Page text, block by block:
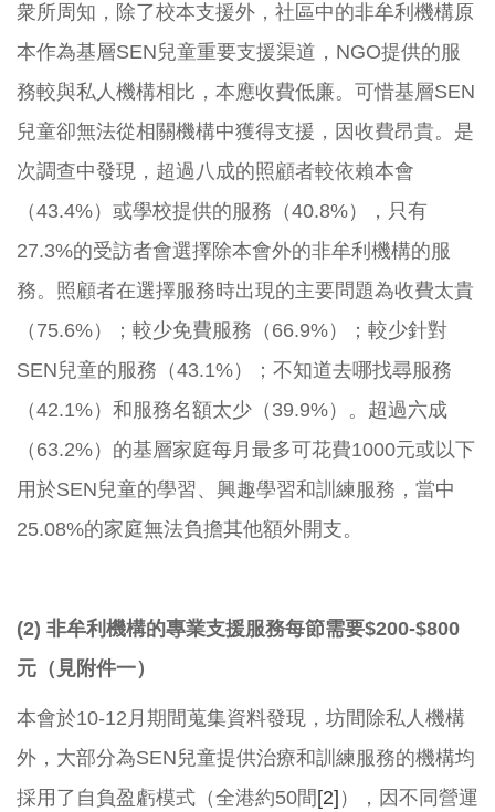
衆所周知，除了校本支援外，社區中的非牟利機構原
本作為基層SEN兒童重要支援渠道，NGO提供的服
務較與私人機構相比，本應收費低廉。可惜基層SEN
兒童卻無法從相關機構中獲得支援，因收費昂貴。是
次調查中發現，超過八成的照顧者較依賴本會
（43.4%）或學校提供的服務（40.8%），只有
27.3%的受訪者會選擇除本會外的非牟利機構的服
務。照顧者在選擇服務時出現的主要問題為收費太貴
（75.6%）；較少免費服務（66.9%）；較少針對
SEN兒童的服務（43.1%）；不知道去哪找尋服務
（42.1%）和服務名額太少（39.9%）。超過六成
（63.2%）的基層家庭每月最多可花費1000元或以下
用於SEN兒童的學習、興趣學習和訓練服務，當中
25.08%的家庭無法負擔其他額外開支。
(2) 非牟利機構的專業支援服務每節需要$200-$800
元 （見附件一）
本會於10-12月期間蒐集資料發現，坊間除私人機構
外，大部分為SEN兒童提供治療和訓練服務的機構均
採用了自負盈虧模式（全港約50間 [2] ），因不同營運